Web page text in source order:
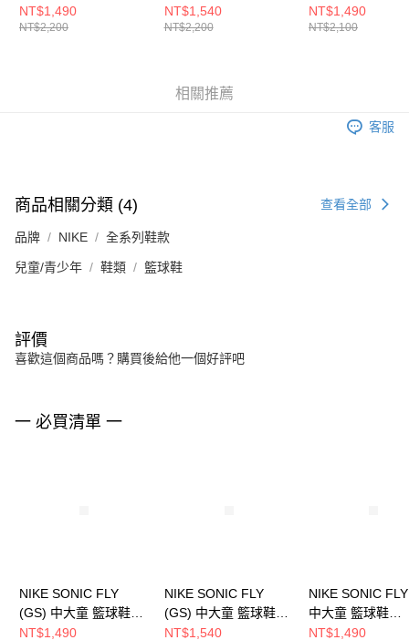
FZ0017006
NT$1,490
NT$2,200
FZ0017101
NT$1,540
NT$2,200
FZ0016006
NT$1,490
NT$2,100
相關推薦
客服
商品相關分類 (4) 查看全部
品牌 NIKE 全系列鞋款
兒童/青少年 鞋類 籃球鞋
評價
喜歡這個商品嗎？購買後給他一個好評吧
一 必買清單 一
NIKE SONIC FLY
(GS) 中大童 籃球鞋
FZ0017006
NT$1,490
NIKE SONIC FLY
(GS) 中大童 籃球鞋
FZ0017101
NT$1,540
NIKE SONIC
中大童 籃球鞋
FZ0016006
NT$1,490